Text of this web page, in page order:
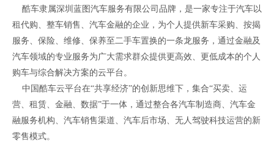
酷车隶属深圳蓝图汽车服务有限公司品牌，是一家专注于汽车以
租代购、整车销售、汽车金融的企业，为个人提供新车采购、按揭
服务、保险、维修、保养至二手车置换的一条龙服务，通过金融及
汽车领域的专业服务为广大需求群众提供更高效、更低成本的个人
购车与综合解决方案的云平台。
中国酷车云平台在“共享经济”的创新思维下，集合“买卖、运
营、租赁、金融、数据”于一体，通过整合各汽车制造商、汽车金
融服务机构、汽车销售渠道、汽车后市场、无人驾驶科技运营的新
零售模式。